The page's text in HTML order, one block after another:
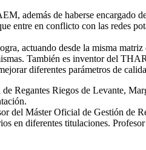
además de haberse encargado
entre en conflicto con las redes
actuando desde la misma
También es inventor del
diferentes parámetros de
Regantes Riegos de Levante,
del Máster Oficial de Gestión de
en diferentes titulaciones.